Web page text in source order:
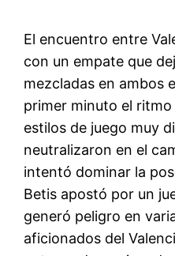
El encuentro entre
con un empate que
mezcladas en ambos
primer minuto el
estilos de juego muy
neutralizaron en el
intentó dominar la
Betis apostó por un
generó peligro en
aficionados del